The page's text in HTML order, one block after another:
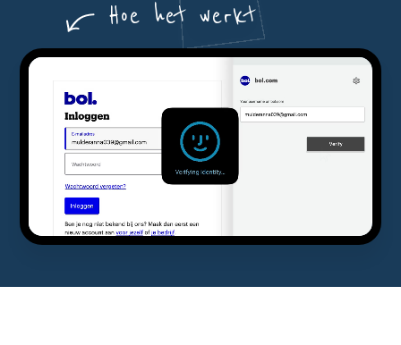
X Hoe het werkt